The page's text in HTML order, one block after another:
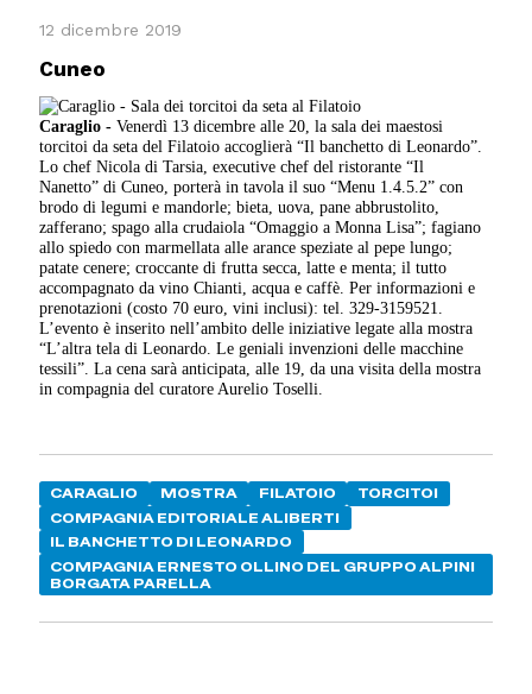
12 dicembre 2019
Cuneo
Caraglio -Venerdì 13 dicembre alle 20, la sala dei maestosi
torcitoi da seta del Filatoio accoglierà “Il banchetto di Leonardo”.
Lo chef Nicola di Tarsia, executive chef del ristorante “Il
Nanetto” di Cuneo, porterà in tavola il suo “Menu 1.4.5.2” con
brodo di legumi e mandorle; bieta, uova, pane abbrustolito,
zafferano; spago alla crudaiola “Omaggio a Monna Lisa”; fagiano
allo spiedo con marmellata alle arance speziate al pepe lungo;
patate cenere; croccante di frutta secca, latte e menta; il tutto
accompagnato da vino Chianti, acqua e caffè. Per informazioni e
prenotazioni (costo 70 euro, vini inclusi): tel. 329-3159521.
L’evento è inserito nell’ambito delle iniziative legate alla mostra
“L’altra tela di Leonardo. Le geniali invenzioni delle macchine
tessili”. La cena sarà anticipata, alle 19, da una visita della mostra
in compagnia del curatore Aurelio Toselli.
CARAGLIO MOSTRA FILATOIO
TORCITOI
COMPAGNIA EDITORIALE ALIBERTI
IL BANCHETTO DI LEONARDO
COMPAGNIA ERNESTO OLLINO DEL GRUPPO ALPINI
BORGATA PARELLA